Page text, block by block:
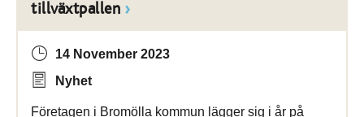
tillväxtpallen
14 November 2023
Nyhet
Företagen i Bromölla kommun lägger sig i år på